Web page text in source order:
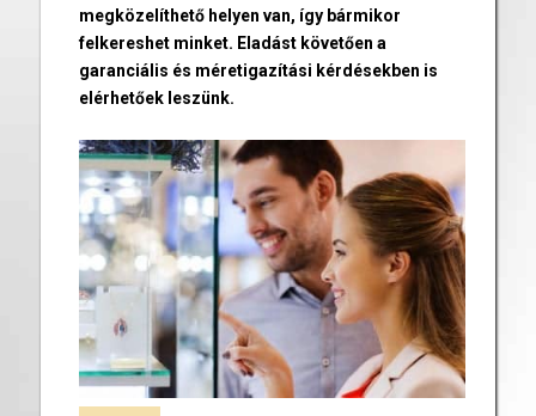
megközelíthető helyen van, így bármikor
felkereshet minket. Eladást követően a
garanciális és méretigazítási kérdésekben is
elérhetőek leszünk.